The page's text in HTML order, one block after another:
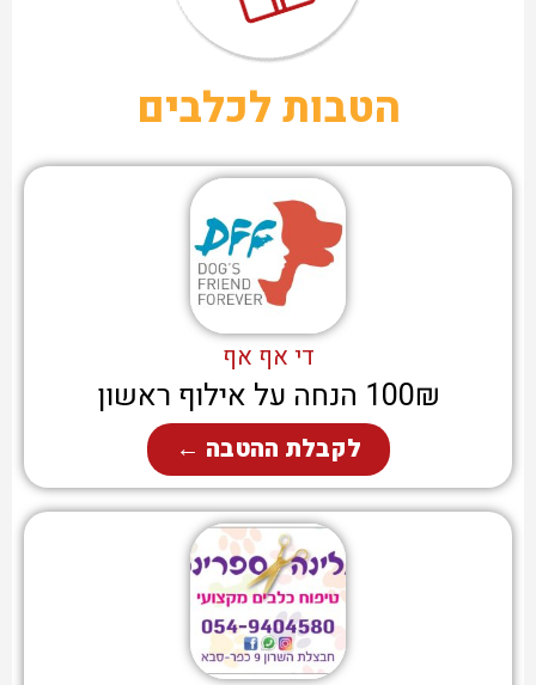
הטבות לכלבים
די אף אף
100₪ הנחה על אילוף ראשון
לקבלת ההטבה ←